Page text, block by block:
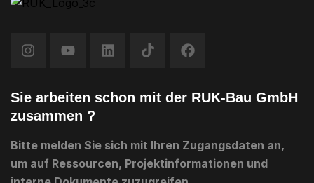
Sie arbeiten schon mit der RUK-Bau GmbH
zusammen ?
Bitte melden Sie sich mit Ihren Zugangsdaten an,
um auf Ressourcen, Projektinformationen und